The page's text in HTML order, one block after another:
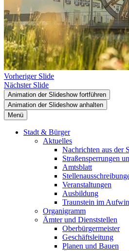
Vorheriger Slide
Nächster Slide
Animation der Slideshow fortführen
Animation der Slideshow anhalten
Menü
Stadt & Bürger
Aktuelles
Nachrichten aus der
Straßensperrungen
Amtsblatt
Veranstaltungen
Ausbildung
Traunstein im
Organigramm
Ämter und Dienststellen
Oberbürgermeister
Geschäftsleitung
Planen und Bauen